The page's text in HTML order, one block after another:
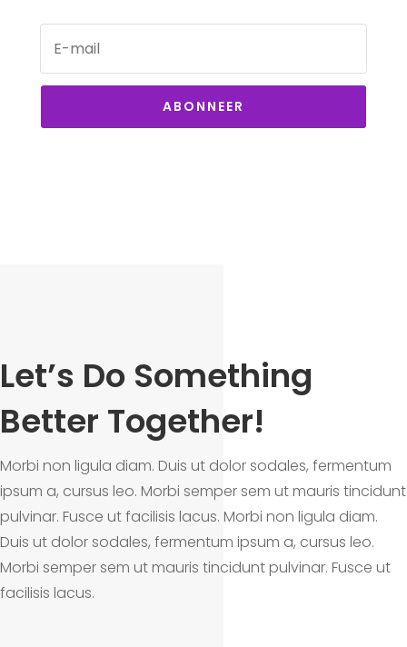
ABONNEER
Let’s Do Something
Better Together!
Morbi non ligula diam. Duis ut dolor sodales, fermentum
ipsum a, cursus leo. Morbi semper sem ut mauris tincidunt
pulvinar. Fusce ut facilisis lacus. Morbi non ligula diam.
Duis ut dolor sodales, fermentum ipsum a, cursus leo.
Morbi semper sem ut mauris tincidunt pulvinar. Fusce ut
facilisis lacus.